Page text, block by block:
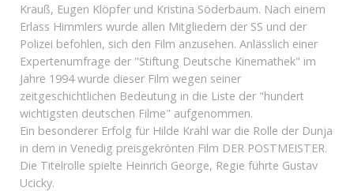
Krauß, Eugen Klöpfer und Kristina Söderbaum. Nach einem
Erlass Himmlers wurde allen Mitgliedern der SS und der
Polizei befohlen, sich den Film anzusehen. Anlässlich einer
Expertenumfrage der "Stiftung Deutsche Kinemathek" im
Jahre 1994 wurde dieser Film wegen seiner
zeitgeschichtlichen Bedeutung in die Liste der "hundert
wichtigsten deutschen Filme" aufgenommen.
Ein besonderer Erfolg für Hilde Krahl war die Rolle der Dunja
in dem in Venedig preisgekrönten Film DER POSTMEISTER.
Die Titelrolle spielte Heinrich George, Regie führte Gustav
Ucicky.